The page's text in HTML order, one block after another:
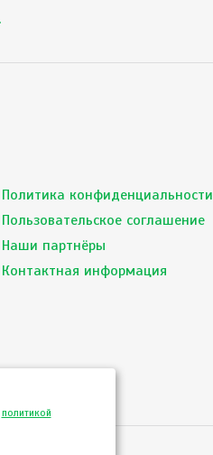
Политика конфиденциальности
Пользовательское соглашение
Наши партнёры
Контактная информация
политикой